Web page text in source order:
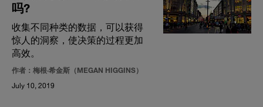
吗?
收集不同种类的数据，可以获得
惊人的洞察，使决策的过程更加
高效。
作者：梅根·希金斯（MEGAN HIGGINS）
July 10, 2019